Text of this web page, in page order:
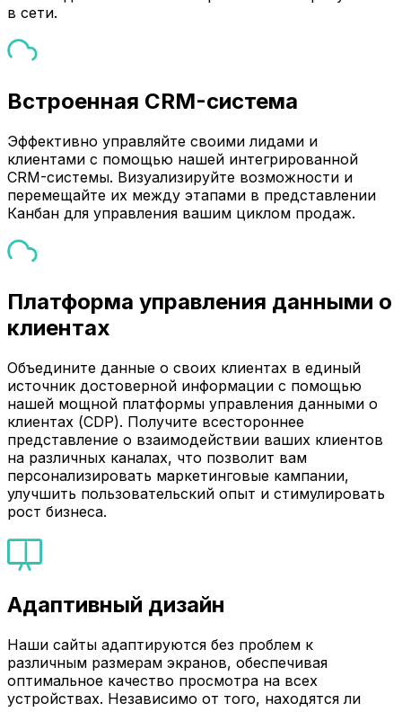
в сети.
Встроенная CRM-система
Эффективно управляйте своими лидами и
клиентами с помощью нашей интегрированной
CRM-системы. Визуализируйте возможности и
перемещайте их между этапами в представлении
Канбан для управления вашим циклом продаж.
Платформа управления данными о
клиентах
Объедините данные о своих клиентах в единый
источник достоверной информации с помощью
нашей мощной платформы управления данными о
клиентах (CDP). Получите всестороннее
представление о взаимодействии ваших клиентов
на различных каналах, что позволит вам
персонализировать маркетинговые кампании,
улучшить пользовательский опыт и стимулировать
рост бизнеса.
Адаптивный дизайн
Наши сайты адаптируются без проблем к
различным размерам экранов, обеспечивая
оптимальное качество просмотра на всех
устройствах. Независимо от того, находятся ли